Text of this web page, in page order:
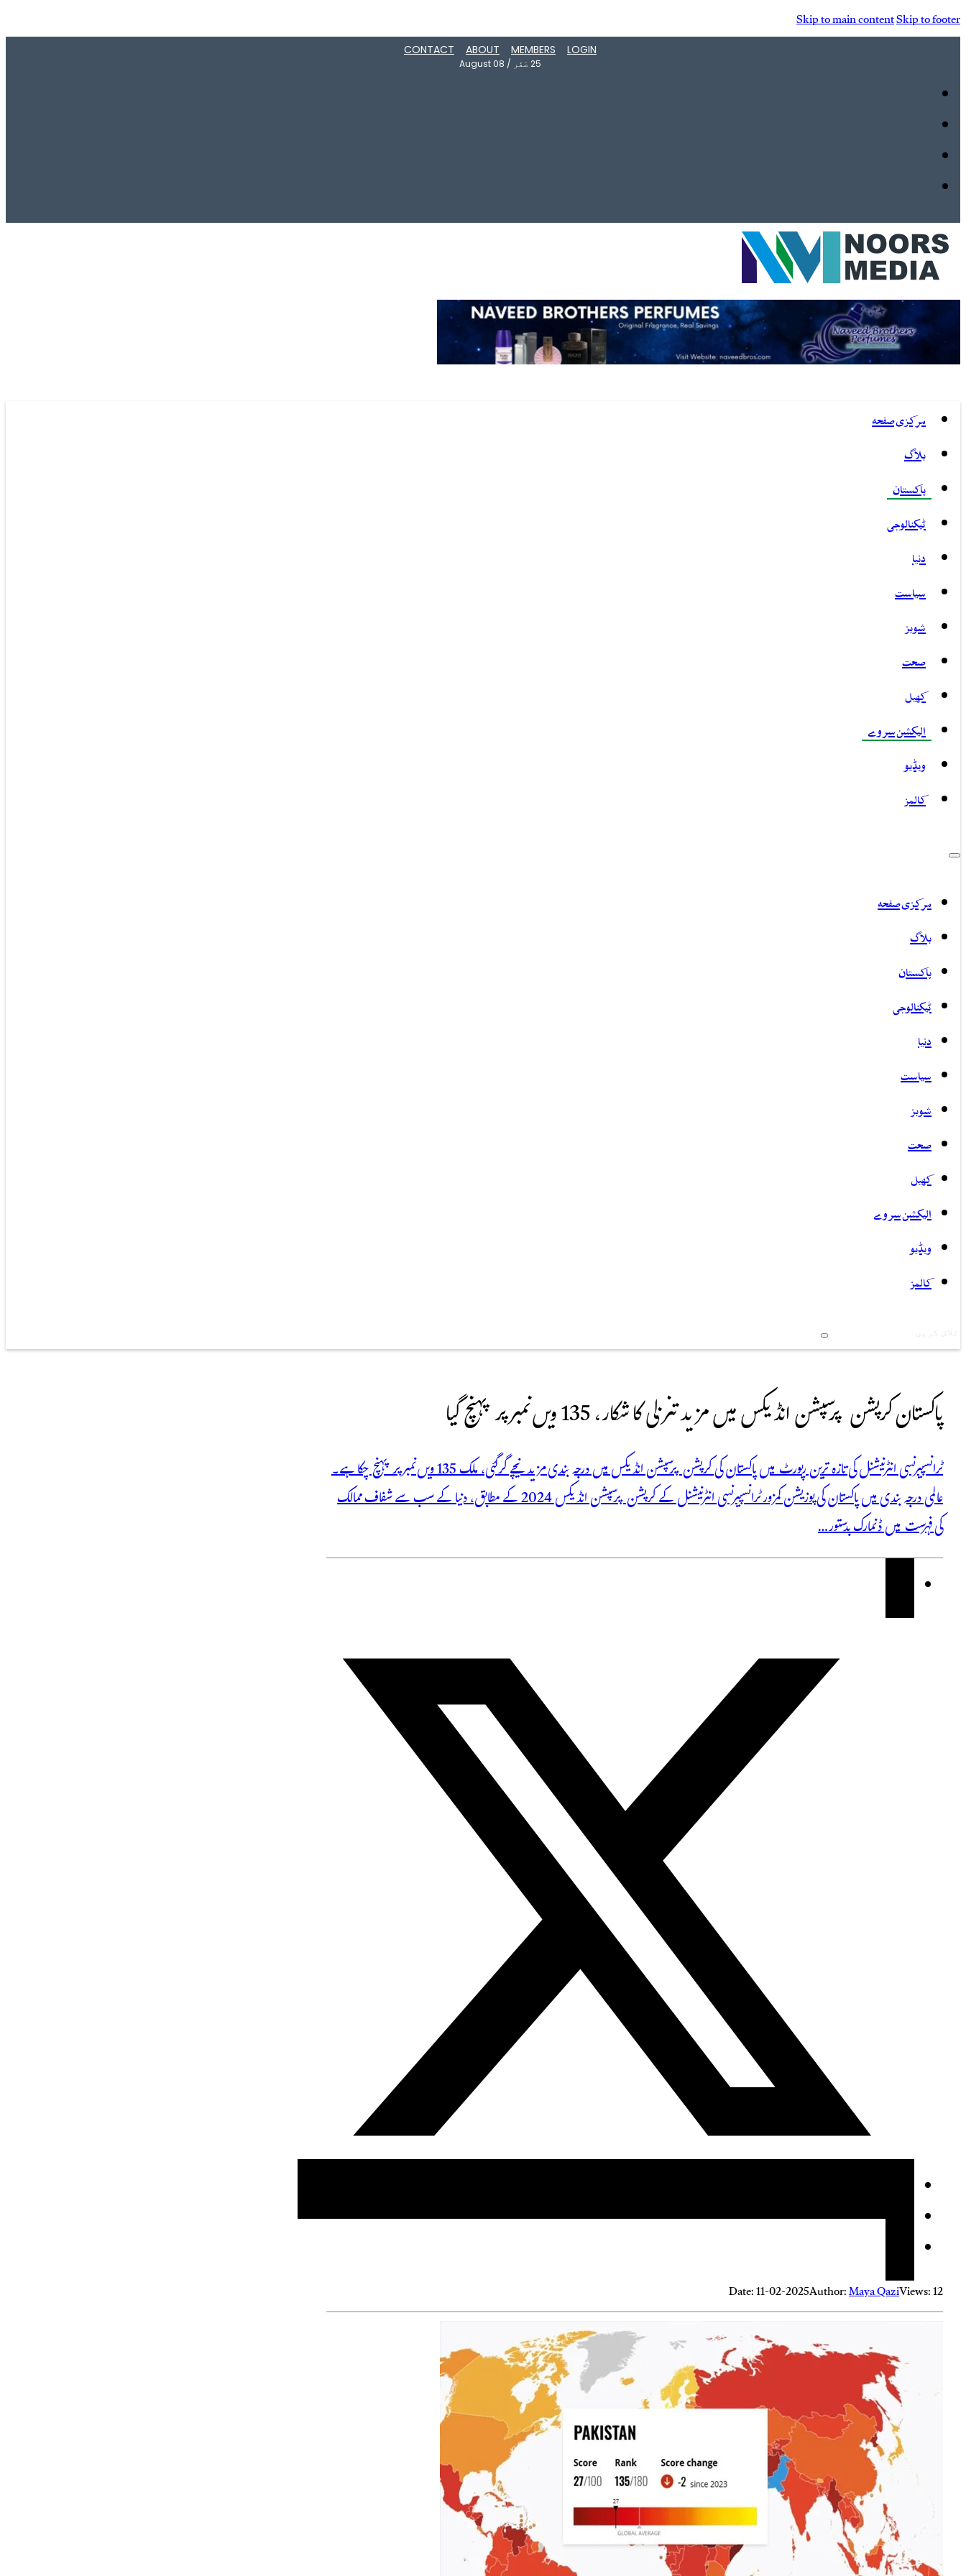
Skip to main contentSkip to footer
LOGIN
MEMBERS
ABOUT
CONTACT
25 صَفَر /
August 08
مرکزی صفحہ
بلاگ
پاکستان
ٹیکنالوجی
دنیا
سیاست
شوبز
صحت
کھیل
الیکشن سروے
ویڈیو
کالمز
مرکزی صفحہ
بلاگ
پاکستان
ٹیکنالوجی
دنیا
سیاست
شوبز
صحت
کھیل
الیکشن سروے
ویڈیو
کالمز
Search
پاکستان کرپشن پرسپشن انڈیکس میں مزید تنزلی کا شکار، 135 ویں نمبر پر پہنچ گیا
ٹرانسپیرنسی انٹرنیشنل کی تازہ ترین رپورٹ میں پاکستان کی کرپشن پرسپشن انڈیکس میں درجہ بندی مزید نیچے گر گئی، ملک 135 ویں نمبر پر پہنچ چکا ہے۔
عالمی درجہ بندی میں پاکستان کی پوزیشن کمزور ٹرانسپیرنسی انٹرنیشنل کے کرپشن پرسپشن انڈیکس 2024 کے مطابق، دنیا کے سب سے شفاف ممالک
کی فہرست میں ڈنمارک بدستور…
Date: 11-02-2025Author:Maya QaziViews: 12